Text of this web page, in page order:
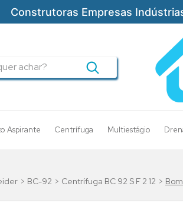
Construtoras Empresas
Aspirante Centrífuga Multiestágio
BC-92 Centrífuga BC 92 S F 2 12